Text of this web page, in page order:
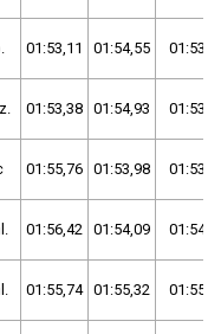
01:53,11 01:54,55
01:53,38 01:54,93
01:55,76 01:53,98
01:56,42 01:54,09
01:55,74 01:55,32